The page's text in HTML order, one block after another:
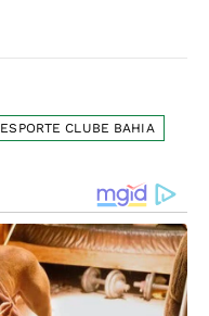
ESPORTE CLUBE BAHIA